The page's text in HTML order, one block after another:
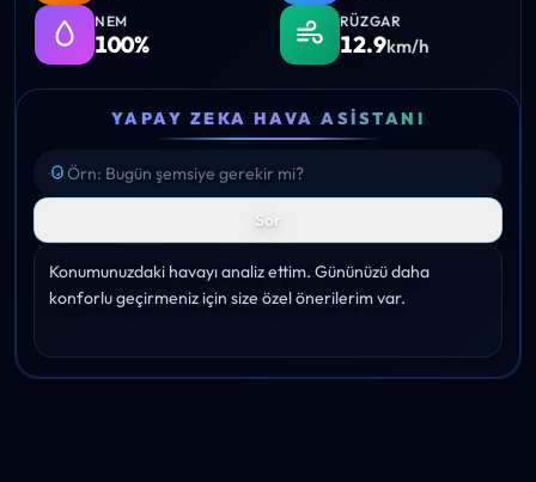
NEM
100%
RÜZGAR
12.9km/h
YAPAY ZEKA HAVA ASISTANI
Sor
Konumunuzdaki havayı analiz ettim. Gününüzü daha
konforlu geçirmeniz için size özel önerilerim var.